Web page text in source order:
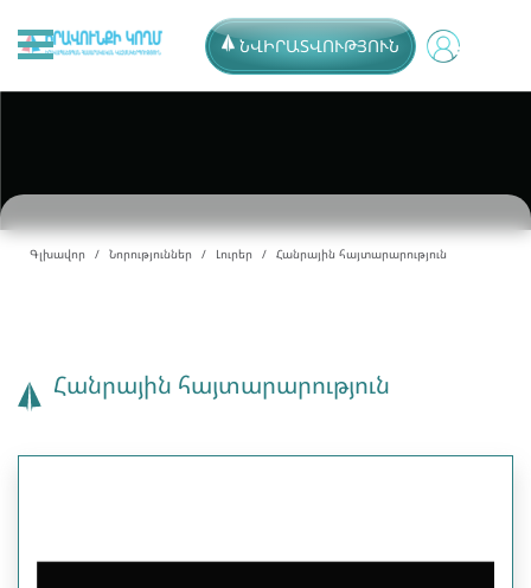
ՆՎԻՐԱՏՎՈՒԹՅՈՒՆ
Գլխավոր Նորություններ Լուրեր Հանրային հայտարարություն
Հանրային հայտարարություն